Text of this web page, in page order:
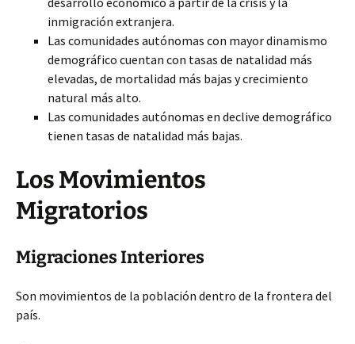
inmigración extranjera.
Las comunidades autónomas con mayor dinamismo
demográfico cuentan con tasas de natalidad más
elevadas, de mortalidad más bajas y crecimiento
natural más alto.
Las comunidades autónomas en declive demográfico
tienen tasas de natalidad más bajas.
Los Movimientos
Migratorios
Migraciones Interiores
Son movimientos de la población dentro de la frontera del
país.